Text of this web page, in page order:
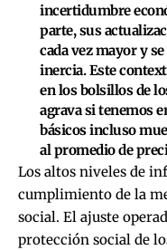
incertidumbre
parte, sus
cada vez mayor y
inercia. Este
en los bolsillos de
agrava si tenemos
básicos incluso
al promedio de
Los altos niveles de
cumplimiento de la
social. El ajuste
protección social de